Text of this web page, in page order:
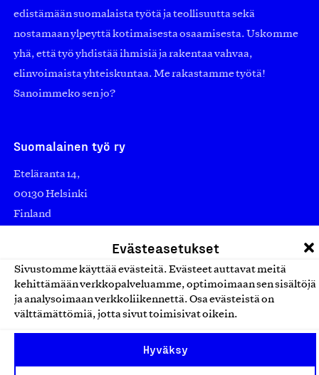
Evästeasetukset
Sivustomme käyttää evästeitä. Evästeet auttavat meitä
kehittämään verkkopalveluamme, optimoimaan sen sisältöjä
ja analysoimaan verkkoliikennettä. Osa evästeistä on
välttämättömiä, jotta sivut toimisivat oikein.
Hyväksy
edistämään suomalaista työtä ja teollisuutta sekä
nostamaan ylpeyttä kotimaisesta osaamisesta. Uskomme
yhä, että työ yhdistää ihmisiä ja rakentaa vahvaa,
elinvoimaista yhteiskuntaa. Me rakastamme työtä!
Sanoimmeko sen jo?
Suomalainen työ ry
Eteläranta 14,
00130 Helsinki
Finland
laskutus@suomalainentyo.fi
Avainlippu